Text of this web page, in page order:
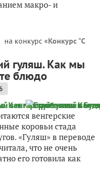
макро- и
на конкурс «Конкурс "С
гуляш. Как мы
блюдо
венгерские
коровьи стада
«Гуляш» в переводе
что не очень
его готовила как